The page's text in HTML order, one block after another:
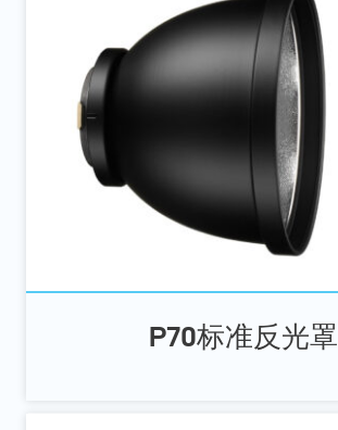
P70标准反光罩